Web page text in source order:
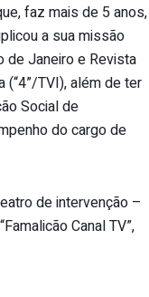
faz mais de 5 anos,
a sua missão
de Janeiro e Revista
(“4”/TVI), além de ter
Social de
do cargo de
de intervenção –
Canal TV”,